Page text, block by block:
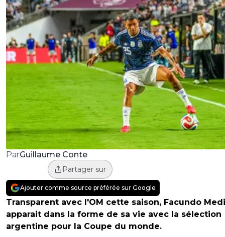
ParGuillaume Conte
Partager sur
Ajouter comme source préférée sur Google
Transparent avec l'OM cette saison, Facundo
apparait dans la forme de sa vie avec la sélection
argentine pour la Coupe du monde.